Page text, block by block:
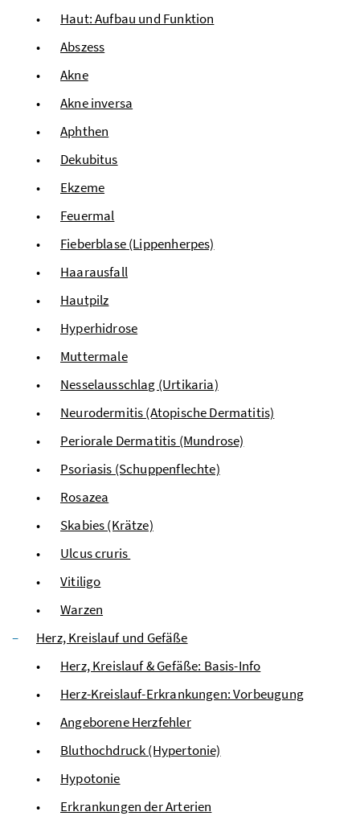
Haut: Aufbau und Funktion
Abszess
Akne
Akne inversa
Aphthen
Dekubitus
Ekzeme
Feuermal
Fieberblase (Lippenherpes)
Haarausfall
Hautpilz
Hyperhidrose
Muttermale
Nesselausschlag (Urtikaria)
Neurodermitis (Atopische Dermatitis)
Periorale Dermatitis (Mundrose)
Psoriasis (Schuppenflechte)
Rosazea
Skabies (Krätze)
Ulcus cruris
Vitiligo
Warzen
Herz, Kreislauf und Gefäße
Herz, Kreislauf & Gefäße: Basis-Info
Herz-Kreislauf-Erkrankungen: Vorbeugung
Angeborene Herzfehler
Bluthochdruck (Hypertonie)
Hypotonie
Erkrankungen der Arterien